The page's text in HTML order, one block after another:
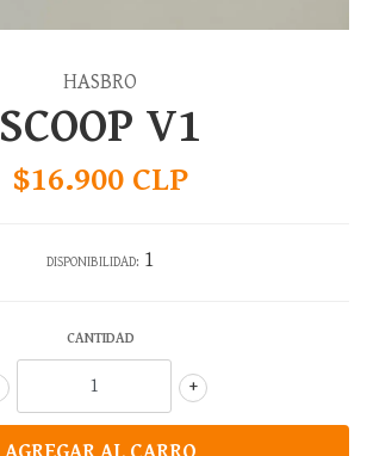
HASBRO
SCOOP V1
$16.900 CLP
DISPONIBILIDAD: 1
CANTIDAD
+